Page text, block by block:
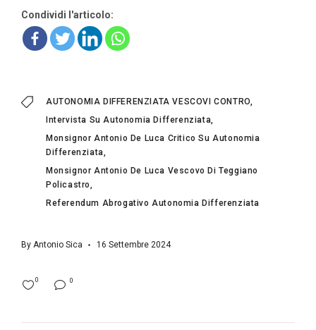
Condividi l'articolo:
AUTONOMIA DIFFERENZIATA VESCOVI CONTRO
Intervista Su Autonomia Differenziata
Monsignor Antonio De Luca Critico Su Autonomia
Differenziata
Monsignor Antonio De Luca Vescovo Di Teggiano
Policastro
Referendum Abrogativo Autonomia Differenziata
By Antonio Sica 16 Settembre 2024
0
0